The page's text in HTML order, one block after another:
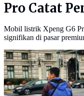
Pro Catat
Mobil listrik Xpeng G6
signifikan di pasar